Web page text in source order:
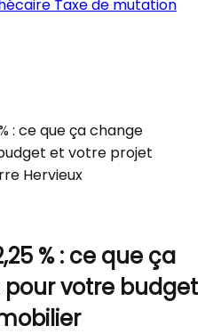
Taxe de mutation
: ce que ça change
et votre projet
Hervieux
% : ce que ça
votre budget